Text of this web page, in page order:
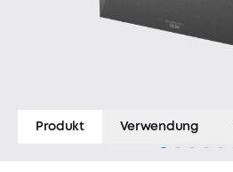
Produkt Verwendung